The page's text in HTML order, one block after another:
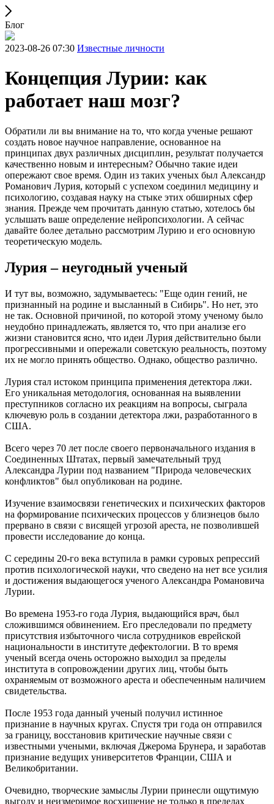
Блог
2023-08-26 07:30 Известные личности
Концепция Лурии: как
работает наш мозг?
Обратили ли вы внимание на то, что когда ученые решают
создать новое научное направление, основанное на
принципах двух различных дисциплин, результат получается
качественно новым и интересным? Обычно такие идеи
опережают свое время. Один из таких ученых был Александр
Романович Лурия, который с успехом соединил медицину и
психологию, создавая науку на стыке этих обширных сфер
знания. Прежде чем прочитать данную статью, хотелось бы
услышать ваше определение нейропсихологии. А сейчас
давайте более детально рассмотрим Лурию и его основную
теоретическую модель.
Лурия – неугодный ученый
И тут вы, возможно, задумываетесь: "Еще один гений, не
признанный на родине и высланный в Сибирь". Но нет, это
не так. Основной причиной, по которой этому ученому было
неудобно принадлежать, является то, что при анализе его
жизни становится ясно, что идеи Лурия действительно были
прогрессивными и опережали советскую реальность, поэтому
их не могло принять общество. Однако, общество различно.
Лурия стал истоком принципа применения детектора лжи.
Его уникальная методология, основанная на выявлении
преступников согласно их реакциям на вопросы, сыграла
ключевую роль в создании детектора лжи, разработанного в
США.
Всего через 70 лет после своего первоначального издания в
Соединенных Штатах, первый замечательный труд
Александра Лурии под названием "Природа человеческих
конфликтов" был опубликован на родине.
Изучение взаимосвязи генетических и психических факторов
на формирование психических процессов у близнецов было
прервано в связи с висящей угрозой ареста, не позволившей
провести исследование до конца.
С середины 20-го века вступила в рамки суровых репрессий
против психологической науки, что сведено на нет все усилия
и достижения выдающегося ученого Александра Романовича
Лурии.
Во времена 1953-го года Лурия, выдающийся врач, был
сложившимся обвинением. Его преследовали по предмету
присутствия избыточного числа сотрудников еврейской
национальности в институте дефектологии. В то время
ученый всегда очень осторожно выходил за пределы
института в сопровождении других лиц, чтобы быть
охраняемым от возможного ареста и обеспеченным наличием
свидетельства.
После 1953 года данный ученый получил истинное
признание в научных кругах. Спустя три года он отправился
за границу, восстановив критические научные связи с
известными учеными, включая Джерома Брунера, и заработав
признание ведущих университетов Франции, США и
Великобритании.
Очевидно, творческие замыслы Лурии принесли ощутимую
выгоду и неизмеримое восхищение не только в пределах